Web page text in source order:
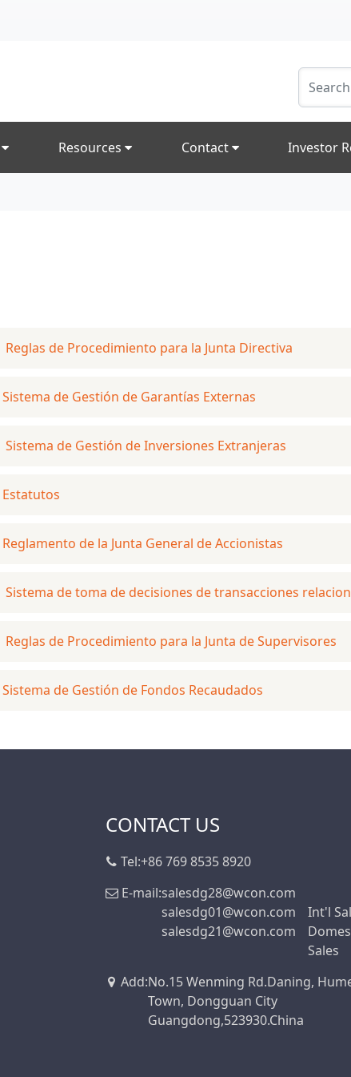
Resources Contact Investor
Reglas de Procedimiento para la Junta Directiva
de Gestión de Garantías Externas
Sistema de Gestión de Inversiones Extranjeras
de la Junta General de Accionistas
Sistema de toma de decisiones de transacciones
Reglas de Procedimiento para la Junta de Supervisores
de Gestión de Fondos Recaudados
CONTACT US
Tel:+86 769 8535 8920
E-mail:salesdg28@wcon.com
salesdg01@wcon.com
Int'l
salesdg21@wcon.com
Sales
Add:No.15 Wenming Rd.Daning,
Town, Dongguan City
Guangdong,523930.China